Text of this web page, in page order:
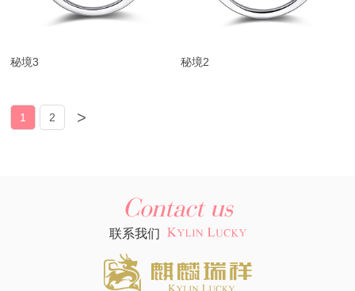
秘境3 秘境2
1 2 >
Contact us
联系我们